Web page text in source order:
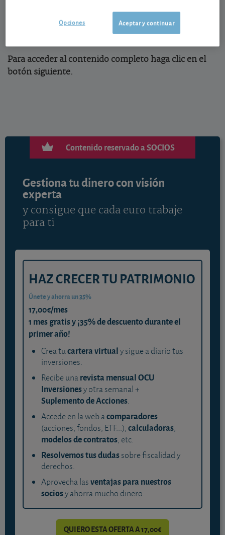
Para acceder al contenido completo haga clic en el
botón siguiente.
Contenido reservado a SOCIOS
Gestiona tu dinero con visión
experta
y consigue que cada euro trabaje
para ti
HAZ CRECER TU PATRIMONIO
Únete y ahorra un 35%
17,00€/mes
1 mes gratis y ¡35% de descuento durante el
primer año!
Crea tucartera virtualy sigue a diario tus
inversiones.
Recibe unarevista mensual OCU
Inversionesy otra semanal +
Suplemento de Acciones.
Accede en la web acomparadores
(acciones, fondos, ETF...),calculadoras,
modelos de contratos, etc.
Resolvemos tus dudassobre fiscalidad y
derechos.
Aprovecha lasventajas para nuestros
sociosy ahorra mucho dinero.
QUIERO ESTA OFERTA A 17,00€
Aceptar y continuar
Opciones